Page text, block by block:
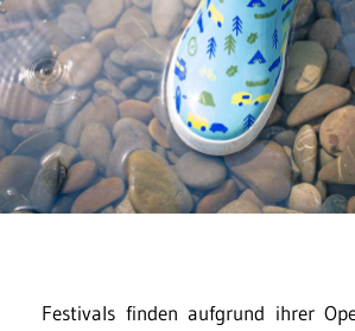
Festivals finden aufgrund ihrer